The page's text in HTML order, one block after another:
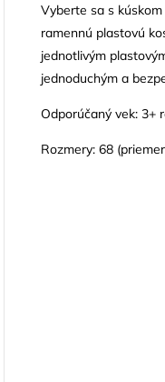
Vyberte sa s
ramennú plastovú
jednotlivým
jednoduchým a
Odporúčaný vek: 3+
Rozmery: 68